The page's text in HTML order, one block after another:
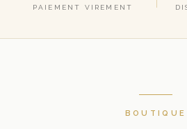
PAIEMENT VIREMENT
BOUTIQUE